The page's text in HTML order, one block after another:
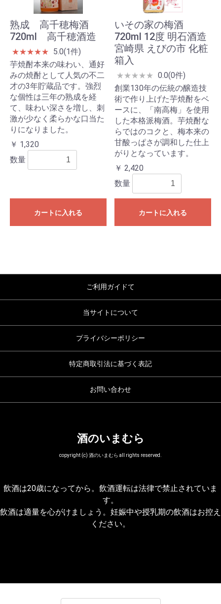
熟成 高千穂梅酒
720ml 高千穂酒造
★★★★★
5.0(1件)
芋焼酎本来の味わい、通好
みの焼酎として人気の不二
才の3年貯蔵品です。強烈
な個性は三年の熟成を経
て、味わい深さを増し、刺
激が少なく柔らかな口当た
りになりました。
￥ 1,320
数量
カートに入れる
いその家の梅酒
720ml 12度 明石酒造
宮崎県 えびの市 化粧
箱入
★★★★★ 0.0(0件)
創業130年の伝統の醸造技
術で作り上げた芋焼酎をベ
ースに、「南高梅」を使用
した本格派梅酒。芋焼酎な
らではのコクと、梅本来の
甘酸っぱさが調和した仕上
がりとなっています。
￥ 2,420
数量
カートに入れる
ご利用ガイドて
当サイトについて
プライバシーポリシー
特定商取引法に基づく表記
お問い合わせ
酒のいまむら
copyright (c) 酒のいまむら all rights reserved.
飲酒は20歳になってから。飲酒運転は法律で禁止されていま
す。
飲酒は適量を心がけましょう。妊娠中や授乳期の飲酒はお控え
ください。